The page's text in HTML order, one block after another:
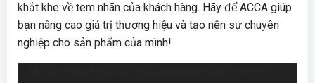
khắt khe về tem nhãn của khách hàng. Hãy để ACCA giúp
bạn nâng cao giá trị thương hiệu và tạo nên sự chuyên
nghiệp cho sản phẩm của mình!